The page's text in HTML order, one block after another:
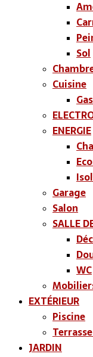
Sol
Cuisine
ENERGIE
Garage
Salon
SALLE
WC
EXTÉRIEUR
Piscine
JARDIN